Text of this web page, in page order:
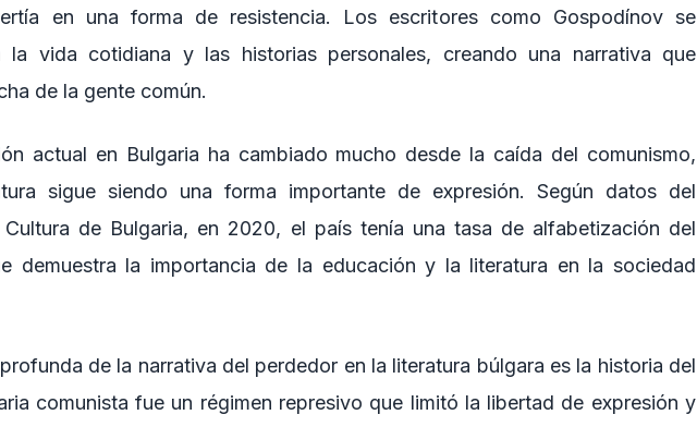
en una forma de resistencia. Los escritores como Gospodínov se
la vida cotidiana y las historias personales, creando una narrativa que
de la gente común.
actual en Bulgaria ha cambiado mucho desde la caída del comunismo,
sigue siendo una forma importante de expresión. Según datos del
de Bulgaria, en 2020, el país tenía una tasa de alfabetización del
demuestra la importancia de la educación y la literatura en la sociedad
de la narrativa del perdedor en la literatura búlgara es la historia del
comunista fue un régimen represivo que limitó la libertad de expresión y